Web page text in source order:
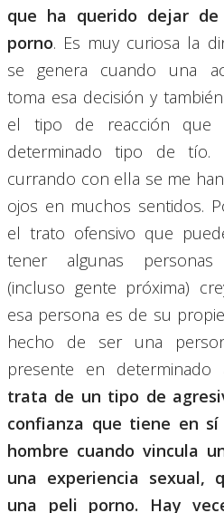
que ha querido dejar
porno. Es muy curiosa la
se genera cuando una
toma esa decisión y
el tipo de reacción que
determinado tipo de tío.
currando con ella se me
ojos en muchos sentidos.
el trato ofensivo que
tener algunas
(incluso gente próxima)
esa persona es de su
hecho de ser una
presente en determinado
trata de un tipo de
confianza que tiene en
hombre cuando vincula
una experiencia sexual,
una peli porno. Hay